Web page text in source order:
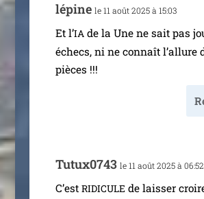
lépine le 11 août 2025 à 15:03
Et l’IAde la Une ne sait pas
échecs, ni ne connaît l’al­lure
pièces !!!
Tutux0743 le 11 août 2025 à 06:52
C’est RIDICULE de lais­ser